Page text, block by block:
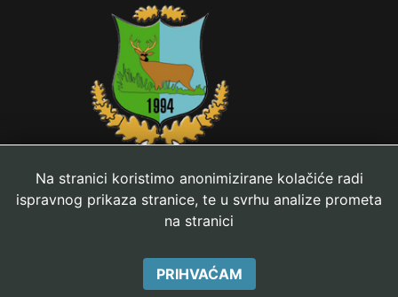
© 2018 Lovački savez Sisačko-moslavačke županije. Izrada:
BIT centar, obrt za rač. programiranje
Na stranici koristimo anonimizirane kolačiće radi
ispravnog prikaza stranice, te u svrhu analize prometa
na stranici
PRIHVAĆAM